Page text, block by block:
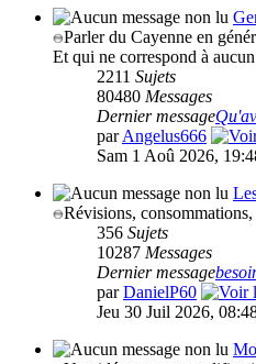
Parler du Cayenne en
Et qui ne correspond à
2211 Sujets
80480 Messages
Dernier message
parAngelus666
Sam 1 Aoû 2026,
Révisions,
356 Sujets
10287 Messages
Dernier message
parDanielP60
Jeu 30 Juil 2026,